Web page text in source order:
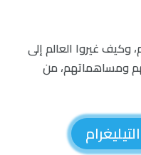
وكيف غيروا العالم إلى
ومساهماتهم، من